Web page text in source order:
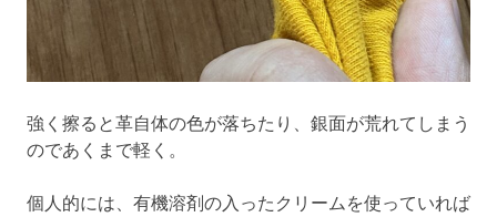
強く擦ると革自体の色が落ちたり、銀面が荒れてしまう
のであくまで軽く。
個人的には、有機溶剤の入ったクリームを使っていれば